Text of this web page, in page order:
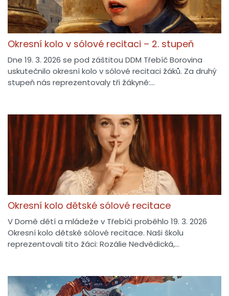
Okresní kolo v sólové recitaci – 2. stupeň
Dne 19. 3. 2026 se pod záštitou DDM Třebíč Borovina
uskutečnilo okresní kolo v sólové recitaci žáků. Za druhý
stupeň nás reprezentovaly tři žákyně:…
Okresní kolo dětské sólové recitace
V Domě dětí a mládeže v Třebíči proběhlo 19. 3. 2026
Okresní kolo dětské sólové recitace. Naši školu
reprezentovali tito žáci: Rozálie Nedvědická,…